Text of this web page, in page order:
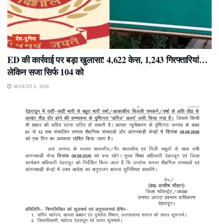
देश-दुनिया
ED की कार्रवाई पर बड़ा खुलासा! 4,622 केस, 1,243 गिरफ्तारियां…
लेकिन सजा सिर्फ 104 को
AUGUST 6, 2026